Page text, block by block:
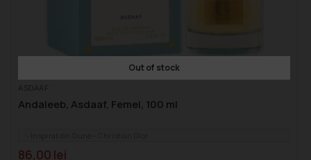
Out of stock
Andaleeb, Asdaaf, Femei, 100 ml
86,00 lei